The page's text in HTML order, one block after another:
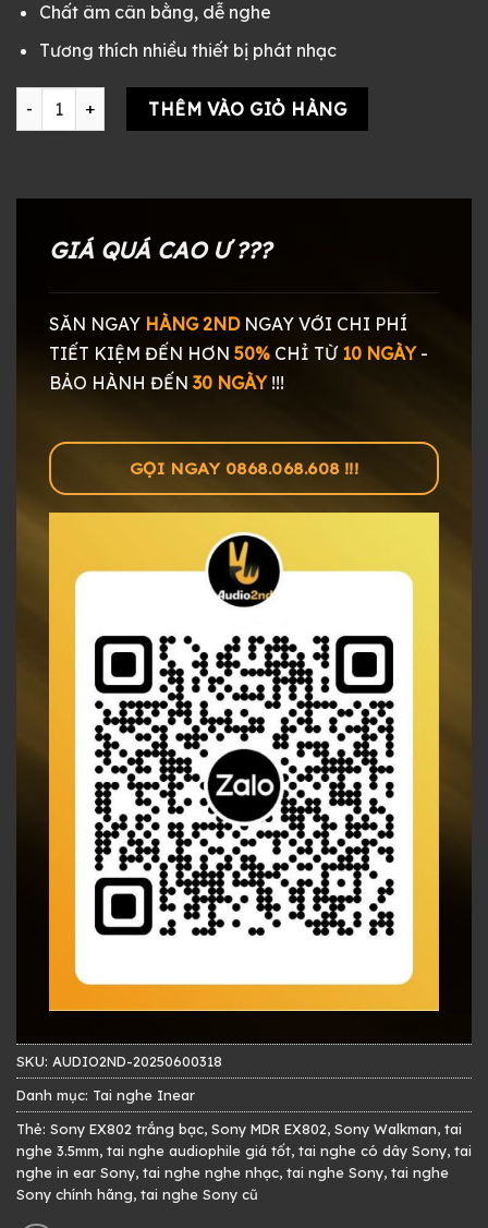
Chất âm cân bằng, dễ nghe
Tương thích nhiều thiết bị phát nhạc
Tai nghe Sony MDR-EX802 cũ màu trắng bạc - in-ear nhỏ
THÊM VÀO GIỎ HÀNG
GIÁ QUÁ CAO Ư ???
SĂN NGAY HÀNG 2NDNGAY VỚI CHI PHÍ
TIẾT KIỆM ĐẾN HƠN 50% CHỈ TỪ 10 NGÀY-
BẢO HÀNH ĐẾN 30 NGÀY!!!
GỌI NGAY 0868.068.608 !!!
SKU: AUDIO2ND-20250600318
Danh mục: Tai nghe Inear
Thẻ: Sony EX802 trắng bạc, Sony MDR EX802, Sony Walkman, tai
nghe 3.5mm, tai nghe audiophile giá tốt, tai nghe có dây Sony, tai
nghe in ear Sony, tai nghe nghe nhạc, tai nghe Sony, tai nghe
Sony chính hãng, tai nghe Sony cũ